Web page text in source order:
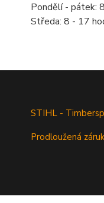
Pondělí - pátek:
Středa: 8 - 17
STIHL -
Prodloužená